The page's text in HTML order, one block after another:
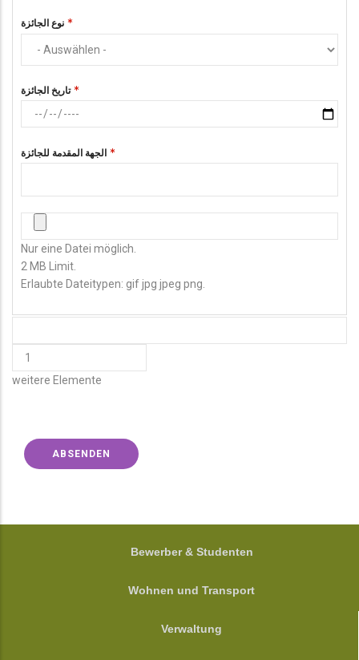
نوع الجائزة
تاريخ الجائزة
الجهة المقدمة للجائزة
Nur eine Datei möglich.
2 MB Limit.
Erlaubte Dateitypen: gif jpg jpeg png.
HINZUFÜGEN
ELEMENTE
weitere Elemente
FOOTER
Bewerber & Studenten
Wohnen und Transport
Verwaltung